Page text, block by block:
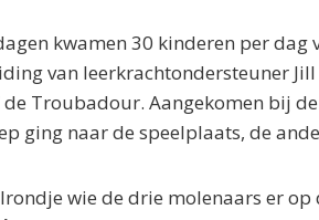
kwamen 30 kinderen per dag
van leerkrachtondersteuner
de Troubadour. Aangekomen bij
ging naar de speelplaats, de
wie de drie molenaars er